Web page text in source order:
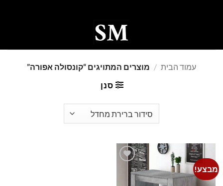
עמוד הבית / מוצרים המתויגים “קונסולה אפורה”
סנן
מבצע!
Add to
wishlist